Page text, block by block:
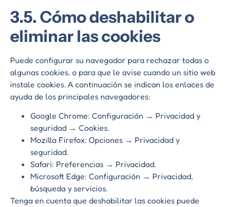
3.5. Cómo deshabilitar o
eliminar las cookies
Puede configurar su navegador para rechazar todas o
algunas cookies, o para que le avise cuando un sitio web
instale cookies. A continuación se indican los enlaces de
ayuda de los principales navegadores:
Google Chrome: Configuración → Privacidad y
seguridad → Cookies.
Mozilla Firefox: Opciones → Privacidad y
seguridad.
Safari: Preferencias → Privacidad.
Microsoft Edge: Configuración → Privacidad,
búsqueda y servicios.
Tenga en cuenta que deshabilitar las cookies puede